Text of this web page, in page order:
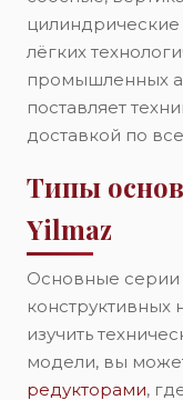
лёгких
промышленных
поставляет
доставкой по
Типы
Yilmaz
Основные серии
конструктивных
изучить
модели, вы
редукторами,